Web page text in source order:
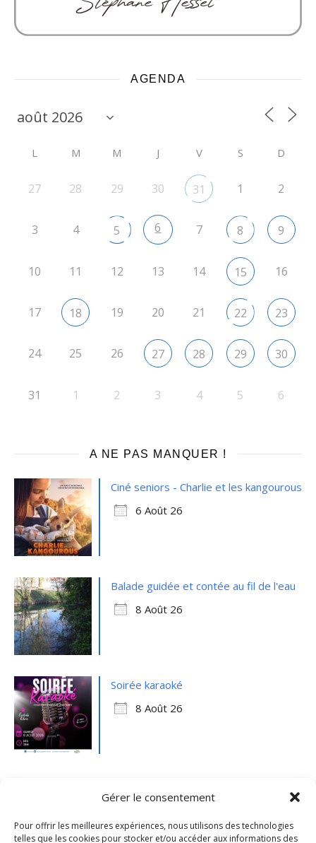
Gérer le consentement
Pour offrir les meilleures expériences, nous utilisons des technologies
telles que les cookies pour stocker et/ou accéder aux informations des
AGENDA
L M M J V S D
27 28 29 30 31 1 2
3 4 5 6 7 8 9
10 11 12 13 14 15 16
17 18 19 20 21 22 23
24 25 26 27 28 29 30
31 1 2 3 4 5 6
A NE PAS MANQUER !
Ciné seniors - Charlie et les kangourous
6 Août 26
Balade guidée et contée au fil de l'eau
8 Août 26
Soirée karaoké
8 Août 26